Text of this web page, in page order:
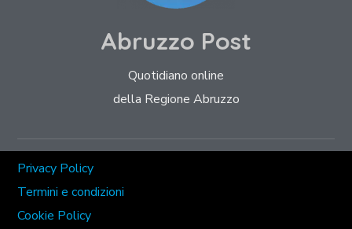
Abruzzo Post
Quotidiano online
della Regione Abruzzo
Privacy Policy
Termini e condizioni
Cookie Policy